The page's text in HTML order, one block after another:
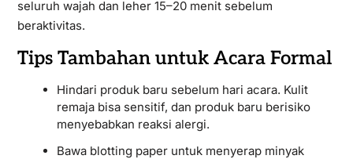
seluruh wajah dan leher 15–20 menit sebelum
beraktivitas.
Tips Tambahan untuk Acara Formal
Hindari produk baru sebelum hari acara. Kulit
remaja bisa sensitif, dan produk baru berisiko
menyebabkan reaksi alergi.
Bawa blotting paper untuk menyerap minyak